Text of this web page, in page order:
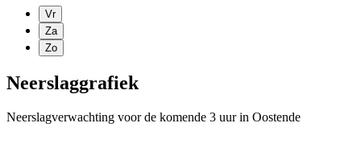
Vr
Za
Zo
Neerslaggrafiek
Neerslagverwachting voor de komende 3 uur in Oostende